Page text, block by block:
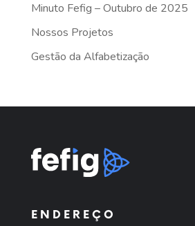
Minuto Fefig – Outubro de 2025
Nossos Projetos
Gestão da Alfabetização
ENDEREÇO